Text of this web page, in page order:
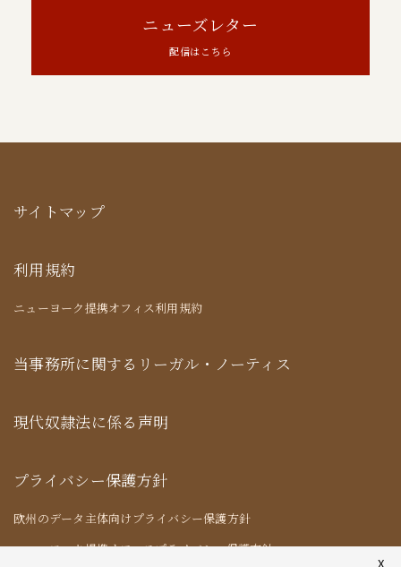
ニューズレター
配信はこちら
サイトマップ
利用規約
ニューヨーク提携オフィス利用規約
当事務所に関するリーガル・ノーティス
現代奴隷法に係る声明
プライバシー保護方針
欧州のデータ主体向けプライバシー保護方針
ニューヨーク提携オフィスプライバシー保護方針
X